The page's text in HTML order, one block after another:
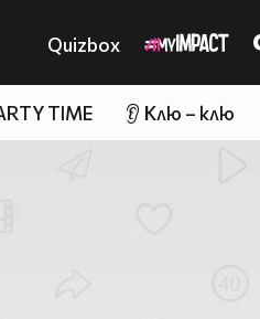
Quizbox
TIME 👂 Клю – клю